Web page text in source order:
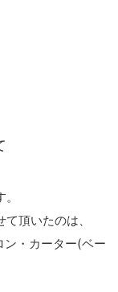
頂いたのは、
・カーター(ベー